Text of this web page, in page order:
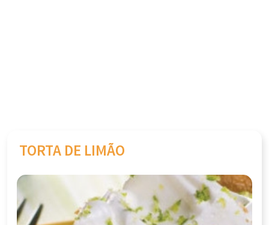
TORTA DE LIMÃO